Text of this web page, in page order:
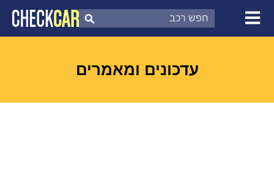
צ'ק קאר
דוח בדיקת רכב
עדכונים ומאמרים